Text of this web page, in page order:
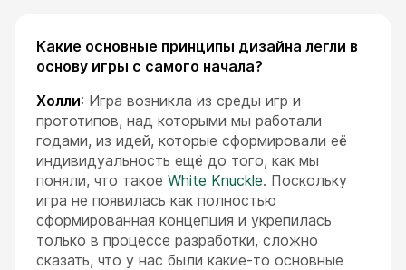
Какие основные принципы дизайна легли в
основу игры с самого начала?
Холли: Игра возникла из среды игр и
прототипов, над которыми мы работали
годами, из идей, которые сформировали её
индивидуальность ещё до того, как мы
поняли, что такое White Knuckle. Поскольку
игра не появилась как полностью
сформированная концепция и укрепилась
только в процессе разработки, сложно
сказать, что у нас были какие-то основные